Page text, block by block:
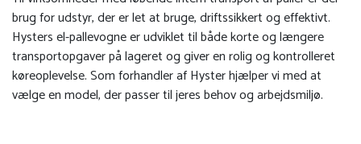
brug for udstyr, der er let at bruge, driftssikkert og effektivt.
Hysters el-pallevogne er udviklet til både korte og længere
transportopgaver på lageret og giver en rolig og kontrolleret
køreoplevelse. Som forhandler afHysterhjælper vi med at
vælge en model, der passer til jeres behov og arbejdsmiljø.